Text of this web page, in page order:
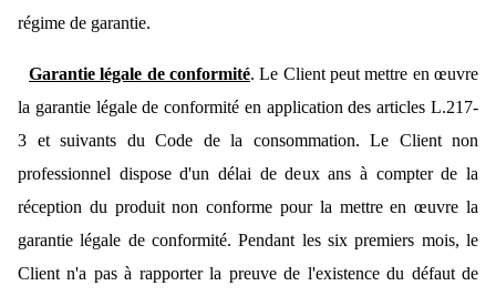
régime de garantie.
Garantie légale de conformité. Le Client peut mettre en œuvre
la garantie légale de conformité en application des articles L.217-
3 et suivants du Code de la consommation. Le Client non
professionnel dispose d'un délai de deux ans à compter de la
réception du produit non conforme pour la mettre en œuvre la
garantie légale de conformité. Pendant les six premiers mois, le
Client n'a pas à rapporter la preuve de l'existence du défaut de